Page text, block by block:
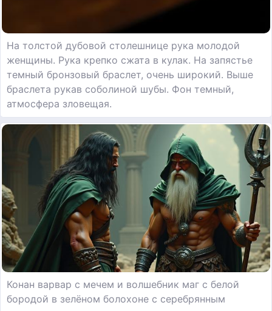
На толстой дубовой столешнице рука молодой
женщины. Рука крепко сжата в кулак. На запястье
темный бронзовый браслет, очень широкий. Выше
браслета рукав соболиной шубы. Фон темный,
атмосфера зловещая.
Конан варвар с мечем и волшебник маг с белой
бородой в зелёном болохоне с серебрянным